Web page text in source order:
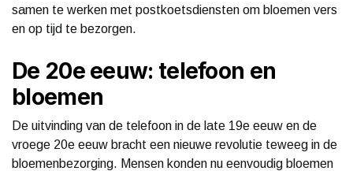
samen te werken met postkoetsdiensten om bloemen vers
en op tijd te bezorgen.
De 20e eeuw: telefoon en
bloemen
De uitvinding van de telefoon in de late 19e eeuw en de
vroege 20e eeuw bracht een nieuwe revolutie teweeg in de
bloemenbezorging. Mensen konden nu eenvoudig bloemen